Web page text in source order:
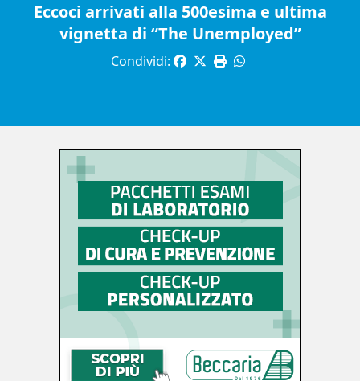
Eccoci arrivati alla 500esima e ultima
vignetta di “The Unemployed”
Condividi: